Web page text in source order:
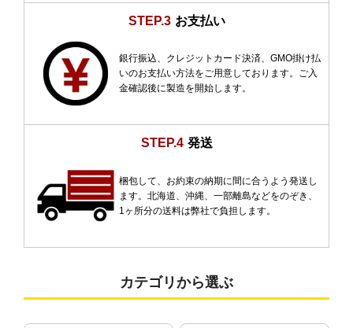
STEP.3 お支払い
銀行振込、クレジットカード決済、GMO掛け払
いのお支払い方法をご用意しております。ご入
金確認後に製造を開始します。
STEP.4 発送
梱包して、お約束の納期に間に合うよう発送し
ます。北海道、沖縄、一部離島などをのぞき、
1ヶ所分の送料は弊社で負担します。
カテゴリから選ぶ